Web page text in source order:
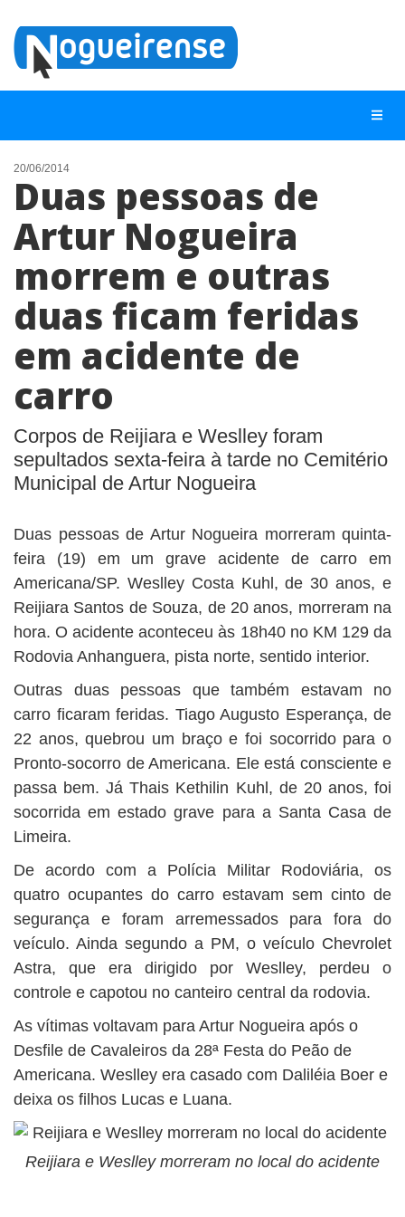
NOTÍCIAS
LISTA DIGITAL
CONTATO
ANUNCIE
20/06/2014
Duas pessoas de
Artur Nogueira
morrem e outras
duas ficam feridas
em acidente de
carro
Corpos de Reijiara e Weslley foram
sepultados sexta-feira à tarde no Cemitério
Municipal de Artur Nogueira
Duas pessoas de Artur Nogueira morreram quinta-
feira (19) em um grave acidente de carro em
Americana/SP. Weslley Costa Kuhl, de 30 anos, e
Reijiara Santos de Souza, de 20 anos, morreram na
hora. O acidente aconteceu às 18h40 no KM 129 da
Rodovia Anhanguera, pista norte, sentido interior.
Outras duas pessoas que também estavam no
carro ficaram feridas. Tiago Augusto Esperança, de
22 anos, quebrou um braço e foi socorrido para o
Pronto-socorro de Americana. Ele está consciente e
passa bem. Já Thais Kethilin Kuhl, de 20 anos, foi
socorrida em estado grave para a Santa Casa de
Limeira.
De acordo com a Polícia Militar Rodoviária, os
quatro ocupantes do carro estavam sem cinto de
segurança e foram arremessados para fora do
veículo. Ainda segundo a PM, o veículo Chevrolet
Astra, que era dirigido por Weslley, perdeu o
controle e capotou no canteiro central da rodovia.
As vítimas voltavam para Artur Nogueira após o
Desfile de Cavaleiros da 28ª Festa do Peão de
Americana. Weslley era casado com Daliléia Boer e
deixa os filhos Lucas e Luana.
Reijiara e Weslley morreram no local do acidente